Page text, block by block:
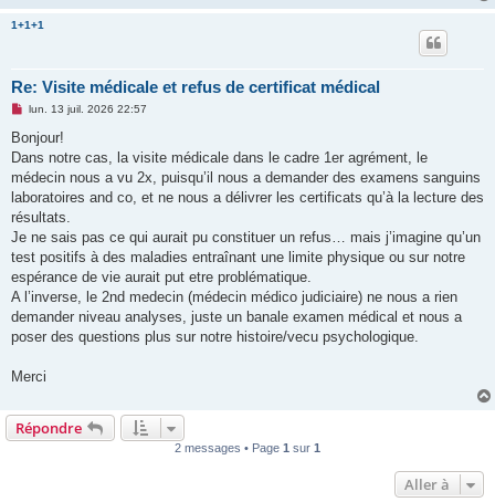
1+1+1
Re: Visite médicale et refus de certificat médical
M
s
a
g
n
o
l
u
lun. 13 juil. 2026 22:57
Bonjour!
Dans notre cas, la visite médicale dans le cadre 1er agrément, le
médecin nous a vu 2x, puisqu’il nous a demander des examens sanguins
laboratoires and co, et ne nous a délivrer les certificats qu’à la lecture des
résultats.
Je ne sais pas ce qui aurait pu constituer un refus… mais j’imagine qu’un
test positifs à des maladies entraînant une limite physique ou sur notre
espérance de vie aurait put etre problématique.
A l’inverse, le 2nd medecin (médecin médico judiciaire) ne nous a rien
demander niveau analyses, juste un banale examen médical et nous a
poser des questions plus sur notre histoire/vecu psychologique.
Merci
Répondre
2 messages • Page 1 sur 1
Aller à